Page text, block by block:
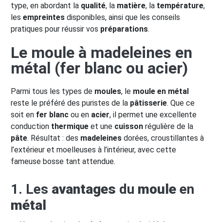
type, en abordant la qualité, la matière, la température,
les empreintes disponibles, ainsi que les conseils
pratiques pour réussir vos préparations.
Le moule à madeleines en
métal (fer blanc ou acier)
Parmi tous les types de moules, le moule en métal
reste le préféré des puristes de la pâtisserie. Que ce
soit en fer blanc ou en acier, il permet une excellente
conduction thermique et une cuisson régulière de la
pâte. Résultat : des madeleines dorées, croustillantes à
l’extérieur et moelleuses à l’intérieur, avec cette
fameuse bosse tant attendue.
1. Les avantages du moule en
métal